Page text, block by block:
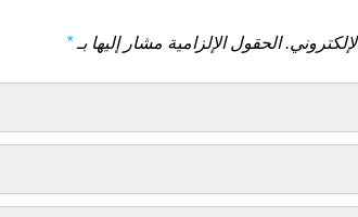
الحقول الإلزامية مشار إليها بـ*